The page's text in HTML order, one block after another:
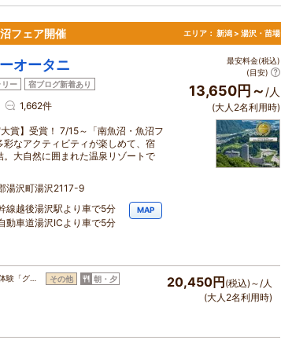
フェア開催 エリア： 新潟 > 湯沢・苗場
オータニ
リー 宿ブログ新着あり
1,662件
賞】受賞！ 7/15～「南魚沼・魚沼フ
彩なアクティビティが楽しめて、宿
大自然に囲まれた温泉リゾートで
湯沢町湯沢2117-9
線越後湯沢駅より車で5分
動車道湯沢ICより車で5分
MAP
最安料金(税込)
(目安)
13,650円～ /人
(大人2名利用時)
験「グ… その他 朝・夕 20,450円(税込)～/人
(大人2名利用時)